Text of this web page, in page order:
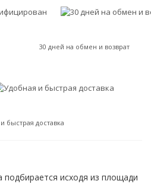
30 дней на обмен и возврат
быстрая доставка
подбирается исходя из площади